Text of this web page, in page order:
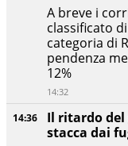
14:36
Il ritardo
stacca dai
A breve i
classificato
categoria di
pendenza
12%
14:32